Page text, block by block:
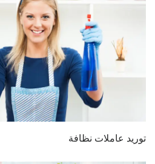
توريد عاملات نظافة